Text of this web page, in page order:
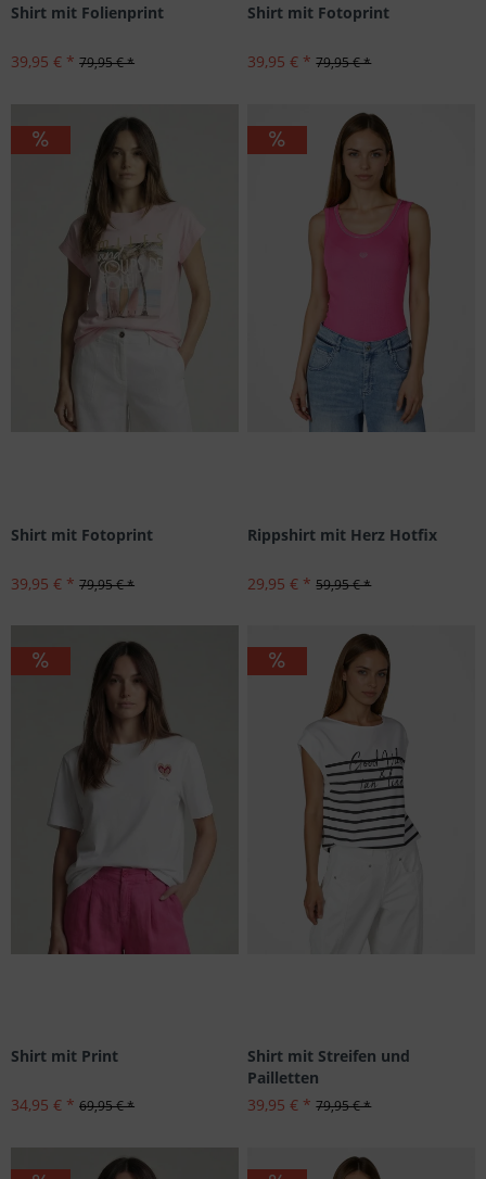
Shirt mit Folienprint
39,95 € * 79,95 € *
Shirt mit Fotoprint
39,95 € * 79,95 € *
Shirt mit Fotoprint
39,95 € * 79,95 € *
Rippshirt mit Herz Hotfix
29,95 € * 59,95 € *
Shirt mit Print
34,95 € * 69,95 € *
Shirt mit Streifen und
Pailletten
39,95 € * 79,95 € *